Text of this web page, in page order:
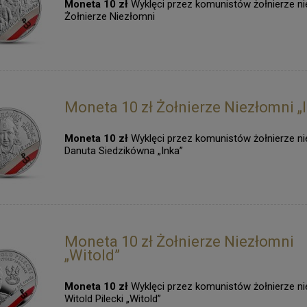
Moneta 10 zł Wyklęci przez komunistów żołnierze
Żołnierze Niezłomni
Moneta 10 zł Żołnierze Niezłomni
Moneta 10 zł Wyklęci przez komunistów żołnierze
Danuta Siedzikówna „Inka”
Moneta 10 zł Żołnierze Niezłomni
„Witold”
Moneta 10 zł Wyklęci przez komunistów żołnierze
Witold Pilecki „Witold”